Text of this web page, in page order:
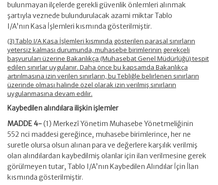
bulunmayan ilçelerde gerekli güvenlik önlemleri alınmak
şartıyla veznede bulundurulacak azami miktar Tablo
I/A’nın Kasa İşlemleri kısmında gösterilmiştir.
(3) Tablo I/A Kasa İşlemleri kısmında gösterilen parasal sınırların
yetersiz kalması durumunda, muhasebe birimlerinin gerekçeli
başvuruları üzerine Bakanlıkça (Muhasebat Genel Müdürlüğü) tespit
edilen sınırlar uygulanır. Daha önce bu kapsamda Bakanlıkça
artırılmasına izin verilen sınırların, bu Tebliğle belirlenen sınırların
üzerinde olması halinde özel olarak izin verilmiş sınırların
uygulanmasına devam edilir.
Kaybedilen alındılara ilişkin işlemler
MADDE 4-(1) Merkezî Yönetim Muhasebe Yönetmeliğinin
552 nci maddesi gereğince, muhasebe birimlerince, her ne
suretle olursa olsun alınan para ve değerlere karşılık verilmiş
olan alındılardan kaybedilmiş olanlar için ilan verilmesine gerek
görülmeyen tutar, Tablo I/A’nın Kaybedilen Alındılar İçin İlan
kısmında gösterilmiştir.